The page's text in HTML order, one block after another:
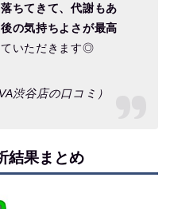
ちてきて、代謝もあ
の気持ちよさが最高
いただきます◎
渋谷店の口コミ）
結果まとめ